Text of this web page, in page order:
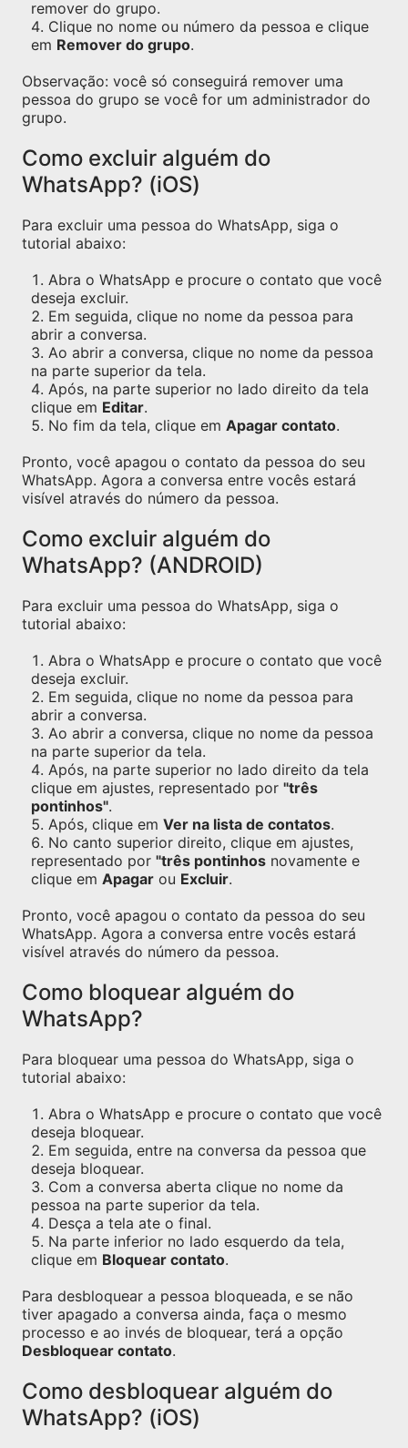
remover do grupo.
Clique no nome ou número da pessoa e clique
em Remover do grupo.
Observação: você só conseguirá remover uma
pessoa do grupo se você for um administrador do
grupo.
Como excluir alguém do
WhatsApp? (iOS)
Para excluir uma pessoa do WhatsApp, siga o
tutorial abaixo:
Abra o WhatsApp e procure o contato que você
deseja excluir.
Em seguida, clique no nome da pessoa para
abrir a conversa.
Ao abrir a conversa, clique no nome da pessoa
na parte superior da tela.
Após, na parte superior no lado direito da tela
clique em Editar.
No fim da tela, clique em Apagar contato.
Pronto, você apagou o contato da pessoa do seu
WhatsApp. Agora a conversa entre vocês estará
visível através do número da pessoa.
Como excluir alguém do
WhatsApp? (ANDROID)
Para excluir uma pessoa do WhatsApp, siga o
tutorial abaixo:
Abra o WhatsApp e procure o contato que você
deseja excluir.
Em seguida, clique no nome da pessoa para
abrir a conversa.
Ao abrir a conversa, clique no nome da pessoa
na parte superior da tela.
Após, na parte superior no lado direito da tela
clique em ajustes, representado por "três
pontinhos".
Após, clique em Ver na lista de contatos.
No canto superior direito, clique em ajustes,
representado por "três pontinhos novamente e
clique em Apagar ou Excluir.
Pronto, você apagou o contato da pessoa do seu
WhatsApp. Agora a conversa entre vocês estará
visível através do número da pessoa.
Como bloquear alguém do
WhatsApp?
Para bloquear uma pessoa do WhatsApp, siga o
tutorial abaixo:
Abra o WhatsApp e procure o contato que você
deseja bloquear.
Em seguida, entre na conversa da pessoa que
deseja bloquear.
Com a conversa aberta clique no nome da
pessoa na parte superior da tela.
Desça a tela ate o final.
Na parte inferior no lado esquerdo da tela,
clique em Bloquear contato.
Para desbloquear a pessoa bloqueada, e se não
tiver apagado a conversa ainda, faça o mesmo
processo e ao invés de bloquear, terá a opção
Desbloquear contato.
Como desbloquear alguém do
WhatsApp? (iOS)